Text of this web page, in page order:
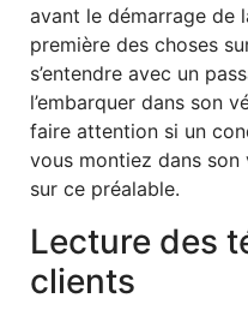
avant le démarrage de
première des choses
s’entendre avec un
l’embarquer dans son
faire attention si un
vous montiez dans
sur ce préalable.
Lecture des
clients